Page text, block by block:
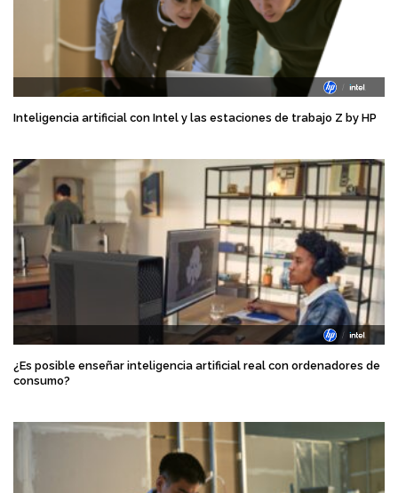
Inteligencia artificial con Intel y las estaciones de trabajo Z by HP
¿Es posible enseñar inteligencia artificial real con ordenadores de
consumo?